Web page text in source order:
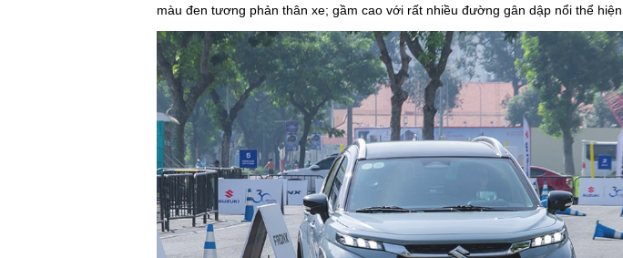
màu đen tương phản thân xe; gầm cao với rất nhiều đường gân dập nổi thể